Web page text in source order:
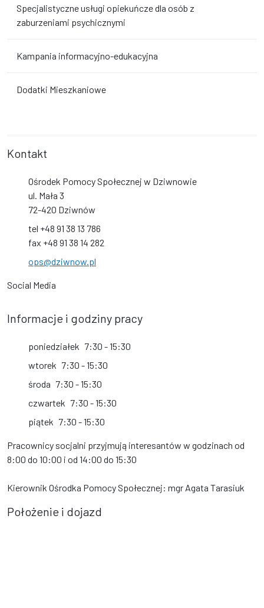
Specjalistyczne usługi opiekuńcze dla osób z
zaburzeniami psychicznymi
Kampania informacyjno-edukacyjna
Dodatki Mieszkaniowe
Kontakt
Ośrodek Pomocy Społecznej w Dziwnowie
ul. Mała 3
72-420 Dziwnów
tel +48 91 38 13 786
fax +48 91 38 14 282
ops@dziwnow.pl
Social Media
Informacje i godziny pracy
poniedziałek 7:30 - 15:30
wtorek 7:30 - 15:30
środa 7:30 - 15:30
czwartek 7:30 - 15:30
piątek 7:30 - 15:30
Pracownicy socjalni przyjmują interesantów w godzinach od
8:00 do 10:00 i od 14:00 do 15:30
Kierownik Ośrodka Pomocy Społecznej: mgr Agata Tarasiuk
Położenie i dojazd